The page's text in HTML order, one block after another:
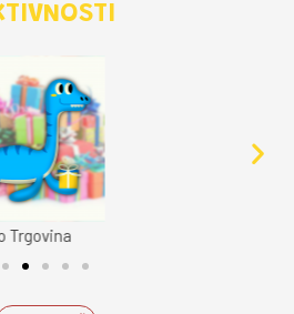
Rojstni Dan